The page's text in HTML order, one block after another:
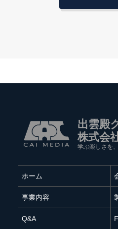
出雲殿
株式会
学ぶ楽しさを
ホーム
事業内容
Q&A